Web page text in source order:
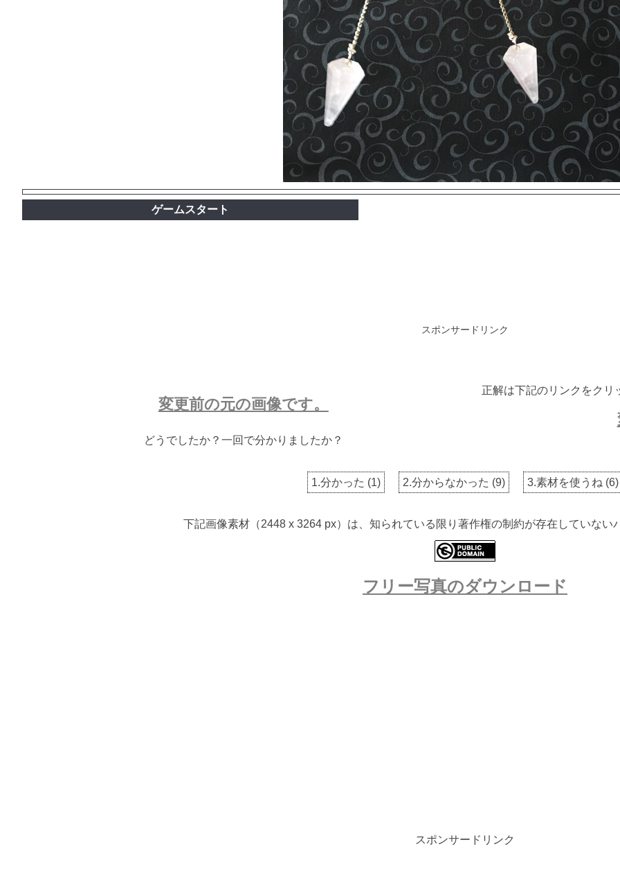
ゲームスタート
スポンサードリンク
正解は下記のリンクをクリ
変更前の元の画像です。
どうでしたか？一回で分かりましたか？
1.分かった (1) 2.分からなかった (9) 3.素材を使うね (6)
下記画像素材（2448 x 3264 px）は、知られている限り著作権の制約が存在していない
フリー写真のダウンロード
スポンサードリンク